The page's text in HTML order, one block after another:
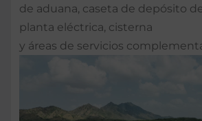
de aduana, caseta de depósito
planta eléctrica, cisterna
y áreas de servicios